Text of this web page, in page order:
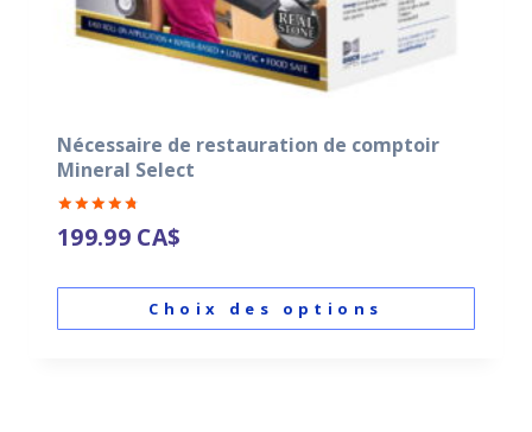
Nécessaire de restauration de comptoir
Mineral Select
Note
4.87
199.99 CA$
Choix des options